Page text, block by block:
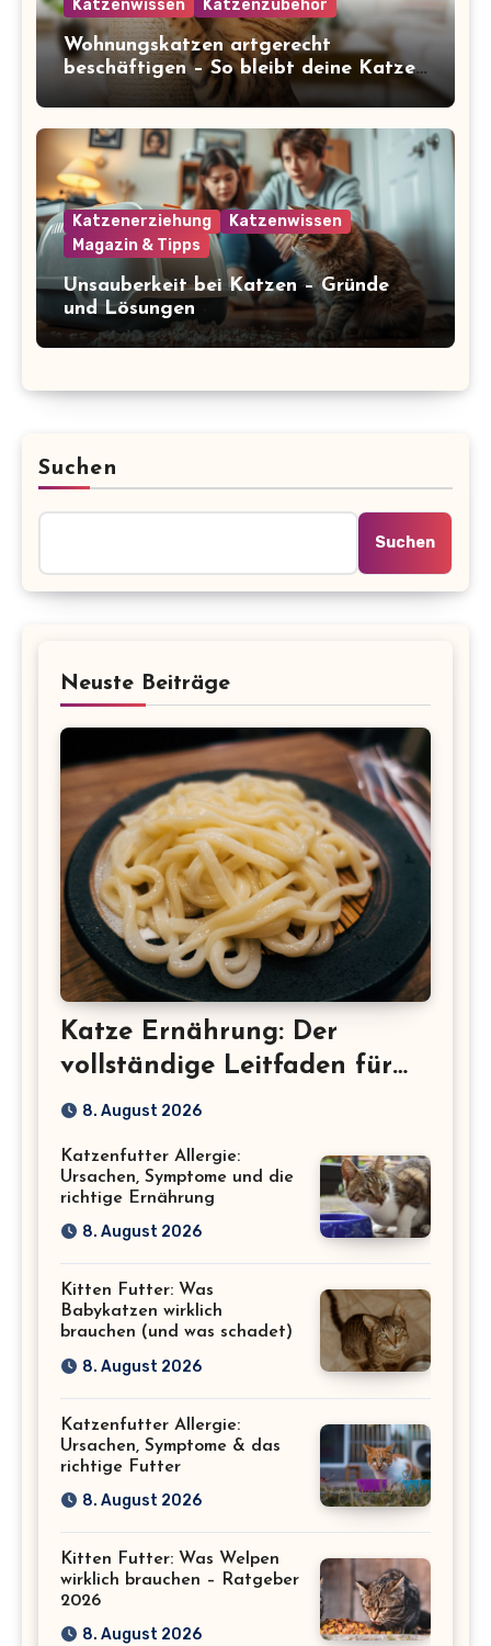
Katzenwissen Katzenzubehör
Wohnungskatzen artgerecht
beschäftigen – So bleibt deine Katze
glücklich und gesund
Katzenerziehung
Katzenwissen
Magazin & Tipps
Unsauberkeit bei Katzen – Gründe
und Lösungen
Suchen
Suchen
Neuste Beiträge
Katze Ernährung: Der
vollständige Leitfaden für
eine gesunde Katze
8. August 2026
Katzenfutter Allergie:
Ursachen, Symptome und die
richtige Ernährung
8. August 2026
Kitten Futter: Was
Babykatzen wirklich
brauchen (und was schadet)
8. August 2026
Katzenfutter Allergie:
Ursachen, Symptome & das
richtige Futter
8. August 2026
Kitten Futter: Was Welpen
wirklich brauchen – Ratgeber
2026
8. August 2026